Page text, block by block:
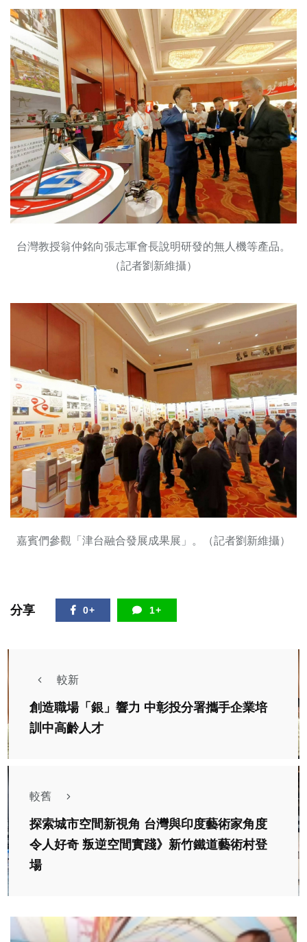
台灣教授翁仲銘向張志軍會長說明研發的無人機等產品。
（記者劉新維攝）
嘉賓們參觀「津台融合發展成果展」。（記者劉新維攝）
分享 0+ 1+
較新
創造職場「銀」響力 中彰投分署攜手企業培
訓中高齡人才
較舊
探索城市空間新視角 台灣與印度藝術家角度
令人好奇 叛逆空間實踐》新竹鐵道藝術村登
場